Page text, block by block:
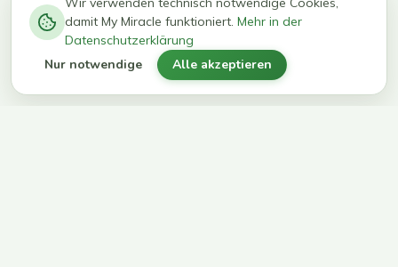
kg in 12
Wochen
erreichen
ihr Ziel
damit My Miracle funktioniert. Mehr in der
Datenschutzerklärung
Nur notwendige Alle akzeptieren